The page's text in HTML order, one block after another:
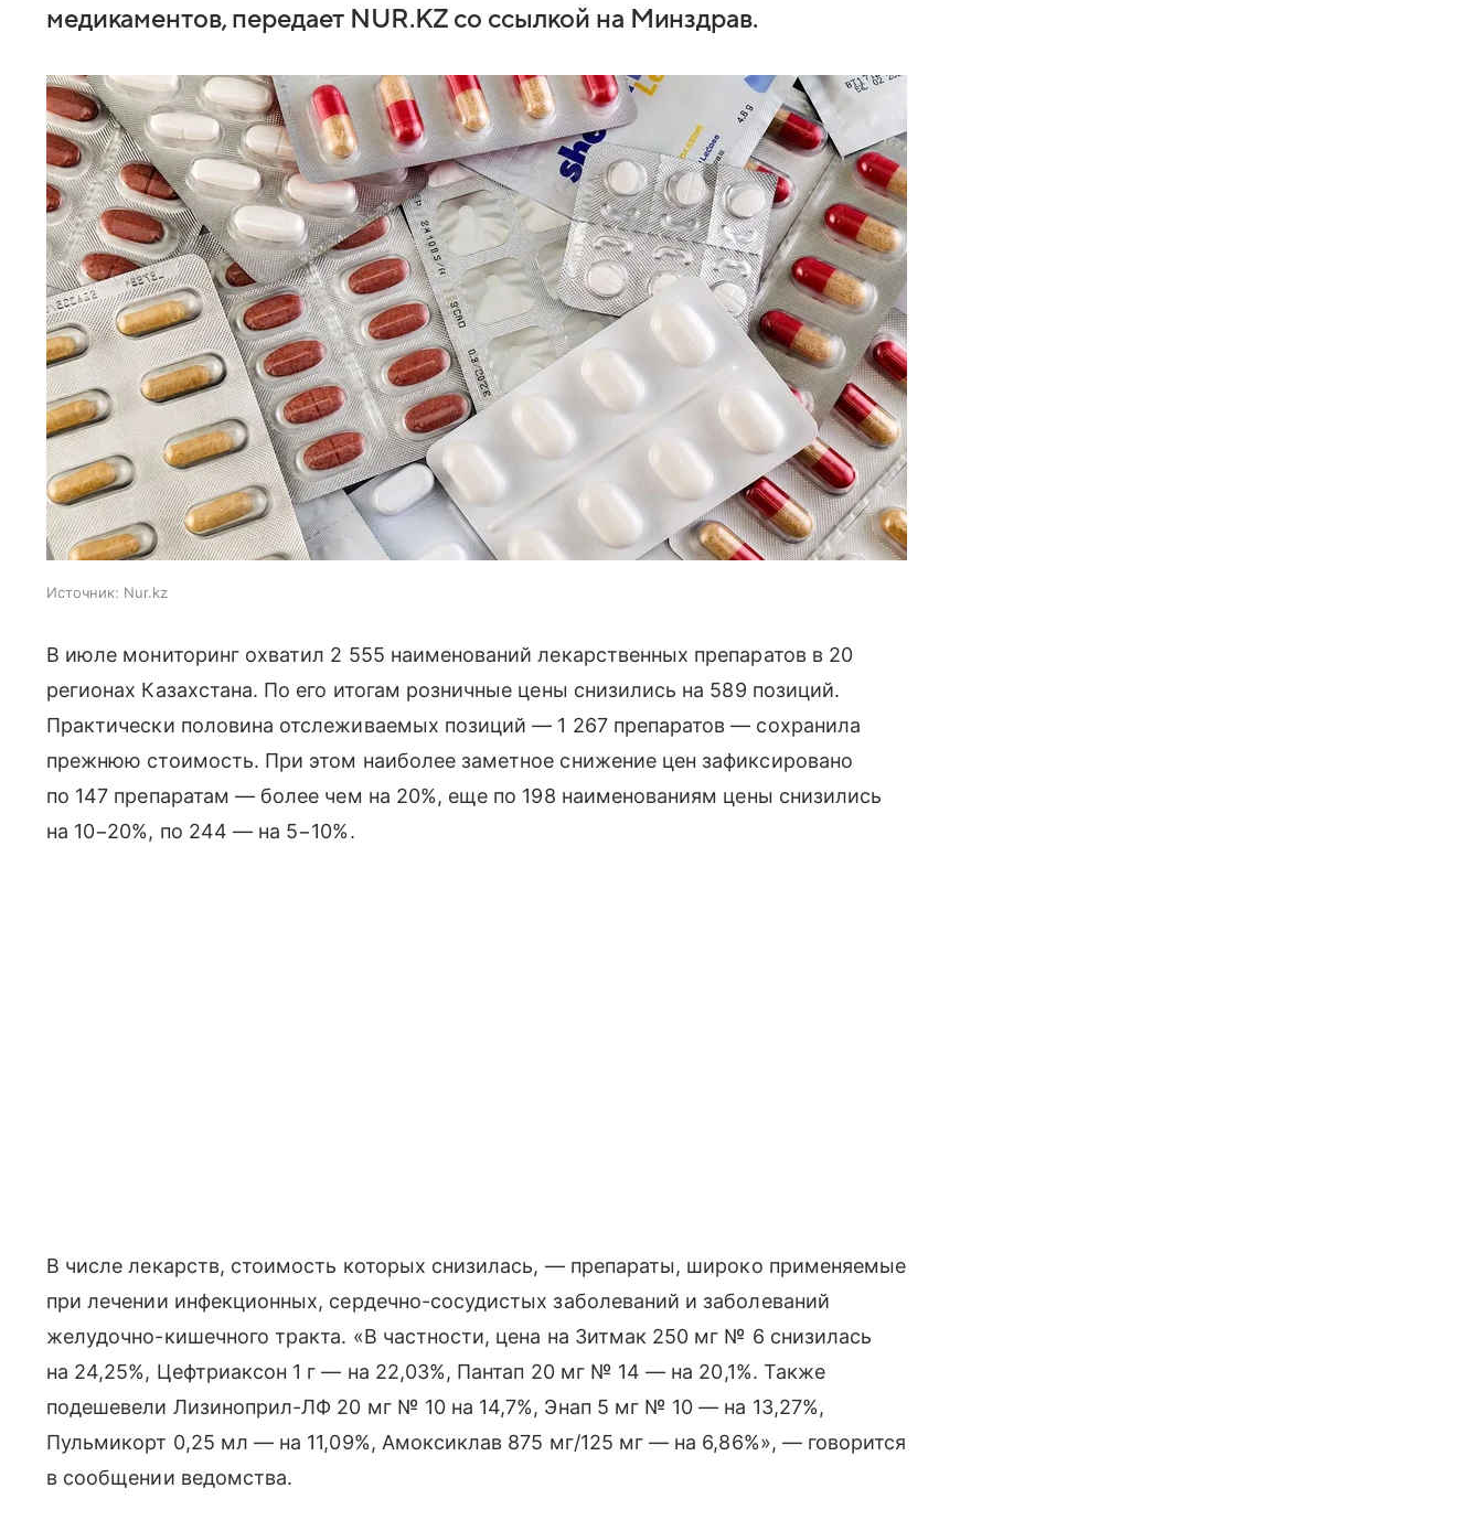
медикаментов, передает NUR.KZ со ссылкой на Минздрав.
Источник: Nur.kz
В июле мониторинг охватил 2 555 наименований лекарственных препаратов в 20
регионах Казахстана. По его итогам розничные цены снизились на 589 позиций.
Практически половина отслеживаемых позиций — 1 267 препаратов — сохранила
прежнюю стоимость. При этом наиболее заметное снижение цен зафиксировано
по 147 препаратам — более чем на 20%, еще по 198 наименованиям цены снизились
на 10−20%, по 244 — на 5−10%.
В числе лекарств, стоимость которых снизилась, — препараты, широко применяемые
при лечении инфекционных, сердечно-сосудистых заболеваний и заболеваний
желудочно-кишечного тракта. «В частности, цена на Зитмак 250 мг № 6 снизилась
на 24,25%, Цефтриаксон 1 г — на 22,03%, Пантап 20 мг № 14 — на 20,1%. Также
подешевели Лизиноприл-ЛФ 20 мг № 10 на 14,7%, Энап 5 мг № 10 — на 13,27%,
Пульмикорт 0,25 мл — на 11,09%, Амоксиклав 875 мг/125 мг — на 6,86%», — говорится
в сообщении ведомства.